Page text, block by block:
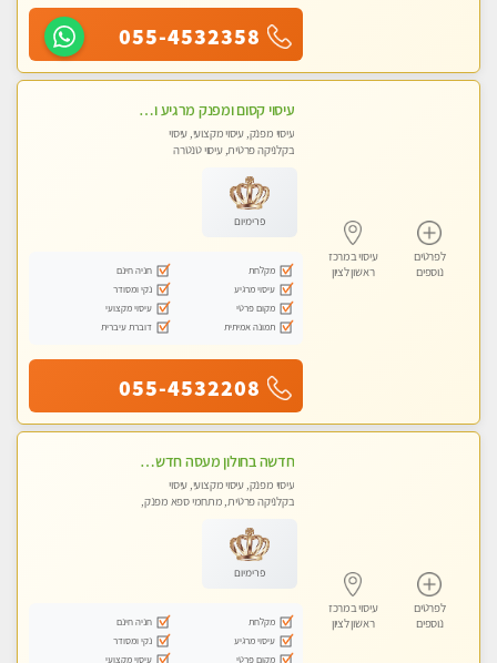
055-4532358
לפרטים
נוספים
עיסוי במרכז
ראשון לציון
עיסוי קסום ומפנק מרגיע ואיכותי מידי זהב !
עיסוי מפנק, עיסוי מקצועי, עיסוי
בקלניקה פרטית, עיסוי טנטרה
פרימיום
מקלחת
חניה חינם
עיסוי מרגיע
נקי ומסודר
מקום פרטי
עיסוי מקצועי
תמונה אמיתית
דוברת עיברית
055-4532208
לפרטים
נוספים
עיסוי במרכז
ראשון לציון
חדשה בחולון מעסה חדשה בחולון איכותית למאסז מקצועי ומפנק לכל שרירי הגוף עיסוי מכל הלב
עיסוי מפנק, עיסוי מקצועי, עיסוי
בקלניקה פרטית, מתחמי ספא מפנק,
פרימיום
מקלחת
חניה חינם
עיסוי מרגיע
נקי ומסודר
מקום פרטי
עיסוי מקצועי